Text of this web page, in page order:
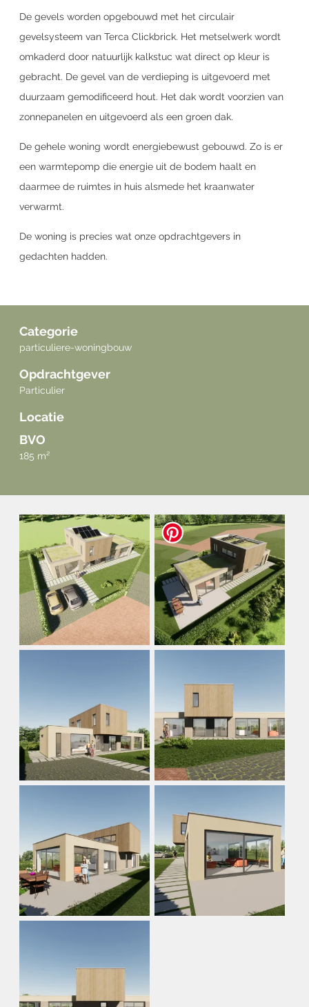
De gevels worden opgebouwd met het circulair
gevelsysteem van Terca Clickbrick. Het metselwerk wordt
omkaderd door natuurlijk kalkstuc wat direct op kleur is
gebracht. De gevel van de verdieping is uitgevoerd met
duurzaam gemodificeerd hout. Het dak wordt voorzien van
zonnepanelen en uitgevoerd als een groen dak.
De gehele woning wordt energiebewust gebouwd. Zo is er
een warmtepomp die energie uit de bodem haalt en
daarmee de ruimtes in huis alsmede het kraanwater
verwarmt.
De woning is precies wat onze opdrachtgevers in
gedachten hadden.
Categorie
particuliere-woningbouw
Opdrachtgever
Particulier
Locatie
BVO
185 m²